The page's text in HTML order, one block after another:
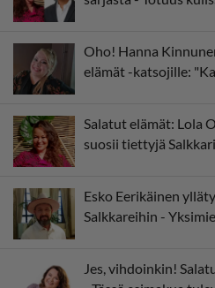
Oho! Hanna
elämät -katsojille:
Salatut elämät: Lola
suosii tiettyjä
Esko Eerikäinen
Salkkareihin -
Jes, vihdoinkin!